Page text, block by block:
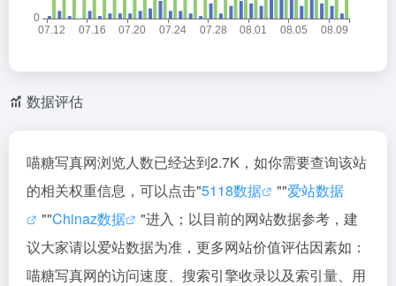
数据评估
喵糖写真网浏览人数已经达到2.7K，如你需要查询该站
的相关权重信息，可以点击"5118数据 ""爱站数据
""Chinaz数据
"进入；以目前的网站数据参考，建
议大家请以爱站数据为准，更多网站价值评估因素如：
喵糖写真网的访问速度、搜索引擎收录以及索引量、用